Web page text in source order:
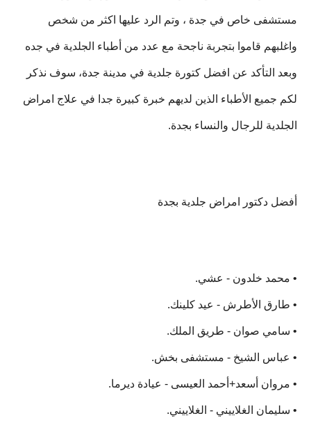
مستشفى خاص في جدة ، وتم الرد عليها اكثر من شخص
واغلبهم قاموا بتجربة ناجحة مع عدد من أطباء الجلدية في جده
وبعد التأكد عن افضل كتورة جلدية في مدينة جدة، سوف نذكر
لكم جميع الأطباء الذين لديهم خبرة كبيرة جدا في علاج امراض
الجلدية للرجال والنساء بجدة.
أفضل دكتور امراض جلدية بجدة
‏• محمد خلدون - عشي.
‏• طارق الأطرش - عيد كلينك.
‏• سامي صوان - طريق الملك.
‏• عباس الشيخ - مستشفى بخش.
‏• مروان أسعد+أحمد العيسى - عيادة ديرما.
‏• سليمان الغلاييني - الغلاييني.